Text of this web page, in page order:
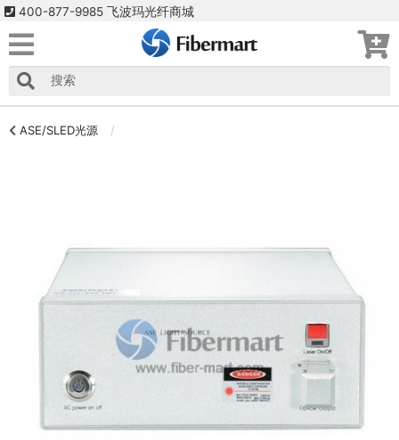
400-877-9985 飞波玛光纤商城
ASE/SLED光源